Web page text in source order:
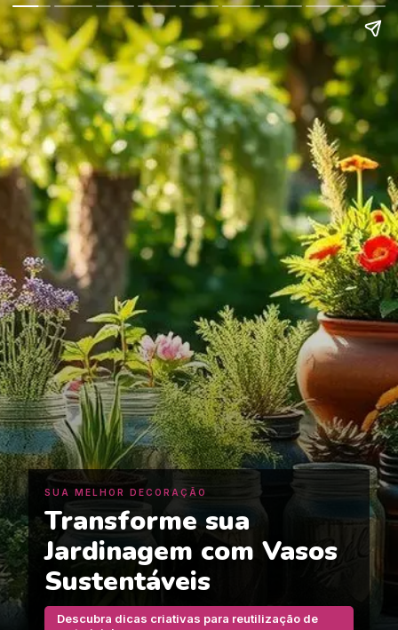
SUA MELHOR DECORAÇÃO
Transforme sua
Jardinagem com Vasos
Sustentáveis
Descubra dicas criativas para reutilização de